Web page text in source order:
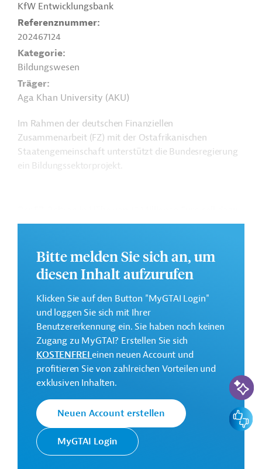
KfW Entwicklungsbank
Referenznummer
202467124
Kategorie
Bildungswesen
Träger
Aga Khan University (AKU)
Im Rahmen der deutschen Finanziellen
Zusammenarbeit (FZ) mit der Ostafrikanischen
Staatengemeinschaft unterstützt die Bundesregierung
ein Bildungssektorprojekt.
beitragen, die Ausbildungs- und
Hebammen und Ärzten in der Ostafrikanischen
Staatengemeinschaft zu verbessern.
Weiterbildungskapazitäten erhöht, die Lehr- und
Wohnmöglichkeiten auf dem Campus in Kampala
ausgebaut und die regionale Harmonisierung der
Ausbildungen durch einheitliche Leitlinien weiter
vorangetrieben werden. Ferner sollen digitale
Lehrangebote frei und in mehr Sprachen verfügbar
gemacht werden.
Geberbeitrag:
15 Millionen Euro (Zuschuss)
Das Entwicklungsprojekt soll vierten Quartal 2025 bis
zum vierten Quartal 2030 durchgeführt werden.
Bitte melden Sie sich an, um
diesen Inhalt aufzurufen
Klicken Sie auf den Button "MyGTAI Login"
und loggen Sie sich mit Ihrer
Benutzererkennung ein. Sie haben noch keinen
Zugang zu MyGTAI? Erstellen Sie sich
KOSTENFREIeinen neuen Account und
profitieren Sie von zahlreichen Vorteilen und
exklusiven Inhalten.
Neuen Account erstellen
MyGTAI Login
KI-